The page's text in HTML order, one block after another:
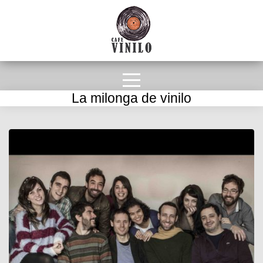
La milonga de vinilo